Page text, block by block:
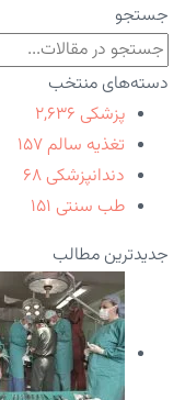
جستجو
دسته‌های منتخب
پزشکی ۲,۶۳۶
تغذیه سالم ۱۵۷
دندانپزشکی ۶۸
طب سنتی ۱۵۱
جدیدترین مطالب